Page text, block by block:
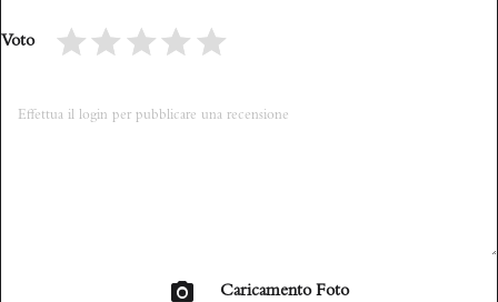
Voto
Caricamento Foto